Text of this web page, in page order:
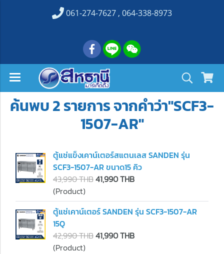
061-274-7627 , 064-338-8973
ค้นพบ 2 รายการ จากคำว่า"SCF3-
1507-AR"
ตู้แช่แข็งเคาน์เตอร์สแตนเลส SANDEN รุ่น
SCF3-1507-AR ขนาด15 คิว
43,990 THB41,990 THB
(Product)
ตู้แช่เคาน์เตอร์ SANDEN รุ่น SCF3-1507-AR
15Q
42,990 THB41,990 THB
(Product)